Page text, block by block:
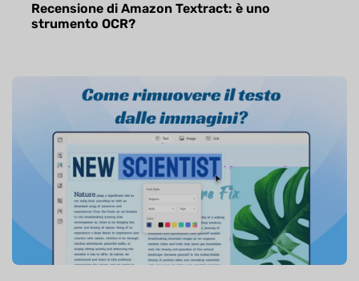
Recensione di Amazon Textract: è uno
strumento OCR?